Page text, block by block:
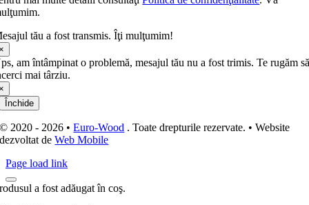
tău a fost transmis. Îţi mulţumim!
am întâmpinat o problemă, mesajul tău nu a fost trimis. Te rugăm
mai târziu.
Închide
© 2020 - 2026 •Euro-Wood . Toate drepturile rezervate. • Website
dezvoltat deWeb Mobile
Page load link
a fost adăugat în coş.